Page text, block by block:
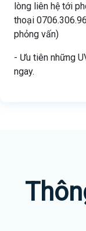
lòng liên hệ tới
thoại
phỏng vấn)
- Ưu tiên những
ngay.